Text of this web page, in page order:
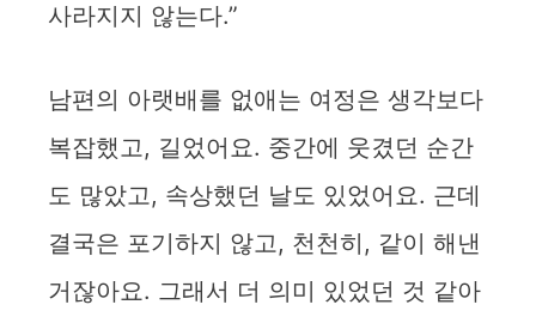
사라지지 않는다.”
남편의 아랫배를 없애는 여정은 생각보다
복잡했고, 길었어요. 중간에 웃겼던 순간
도 많았고, 속상했던 날도 있었어요. 근데
결국은 포기하지 않고, 천천히, 같이 해낸
거잖아요. 그래서 더 의미 있었던 것 같아